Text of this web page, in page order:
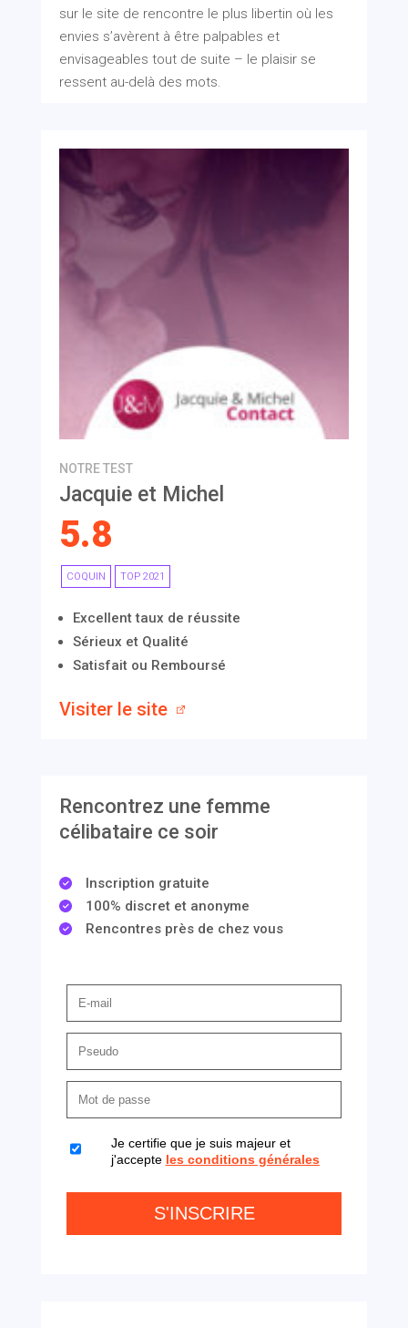
sur le site de rencontre le plus libertin où les
envies s’avèrent à être palpables et
envisageables tout de suite – le plaisir se
ressent au-delà des mots.
NOTRE TEST
Jacquie et Michel
5.8
COQUIN TOP 2021
Excellent taux de réussite
Sérieux et Qualité
Satisfait ou Remboursé
Visiter le site
Rencontrez une femme
célibataire ce soir
Inscription gratuite
100% discret et anonyme
Rencontres près de chez vous